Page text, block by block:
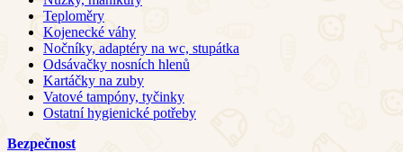
Teploměry
Kojenecké váhy
Nočníky, adaptéry na wc, stupátka
Odsávačky nosních hlenů
Kartáčky na zuby
Vatové tampóny, tyčinky
Ostatní hygienické potřeby
Bezpečnost